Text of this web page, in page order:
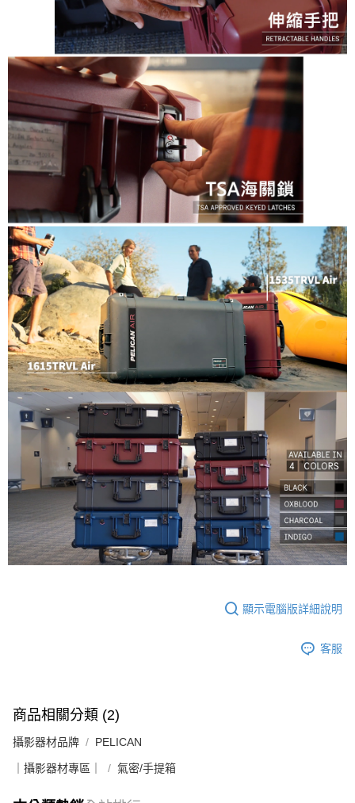
顯示電腦版詳細說明
客服
商品相關分類 (2)
攝影器材品牌 PELICAN
｜攝影器材專區｜ 氣密/手提箱